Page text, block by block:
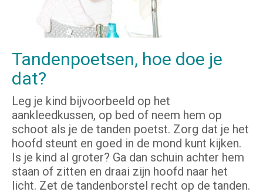
Tandenpoetsen, hoe doe je
dat?
Leg je kind bijvoorbeeld op het
aankleedkussen, op bed of neem hem op
schoot als je de tanden poetst. Zorg dat je het
hoofd steunt en goed in de mond kunt kijken.
Is je kind al groter? Ga dan schuin achter hem
staan of zitten en draai zijn hoofd naar het
licht. Zet de tandenborstel recht op de tanden.